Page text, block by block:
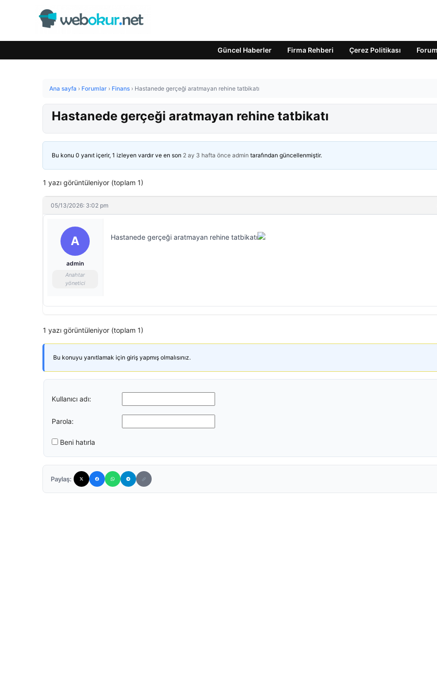
Güncel Haberler Firma Rehberi Çerez Politikası Forum
Ana sayfa › Forumlar › Finans › Hastanede gerçeği aratmayan rehine tatbikatı
Hastanede gerçeği aratmayan rehine tatbikatı
Bu konu 0 yanıt içerir, 1 izleyen vardır ve en son 2 ay 3 hafta önce admin tarafından güncellenmiştir.
1 yazı görüntüleniyor (toplam 1)
05/13/2026: 3:02 pm
A
admin
Anahtar
yönetici
Hastanede gerçeği aratmayan rehine tatbikatı
1 yazı görüntüleniyor (toplam 1)
Bu konuyu yanıtlamak için giriş yapmış olmalısınız.
Kullanıcı adı:
Parola:
Beni hatırla
Paylaş: